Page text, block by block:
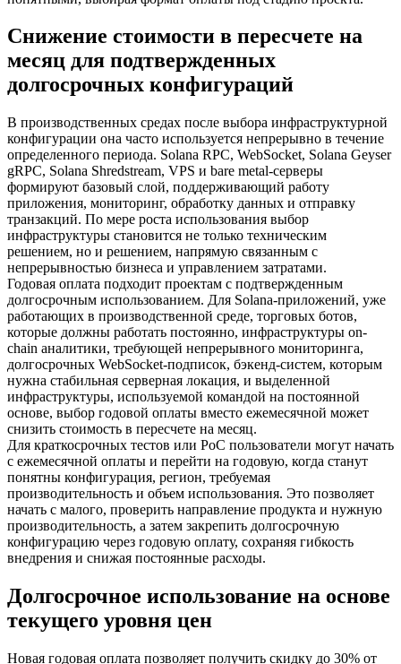
Снижение стоимости в пересчете на
месяц для подтвержденных
долгосрочных конфигураций
В производственных средах после выбора инфраструктурной
конфигурации она часто используется непрерывно в течение
определенного периода. Solana RPC, WebSocket, Solana Geyser
gRPC, Solana Shredstream, VPS и bare metal-серверы
формируют базовый слой, поддерживающий работу
приложения, мониторинг, обработку данных и отправку
транзакций. По мере роста использования выбор
инфраструктуры становится не только техническим
решением, но и решением, напрямую связанным с
непрерывностью бизнеса и управлением затратами.
Годовая оплата подходит проектам с подтвержденным
долгосрочным использованием. Для Solana-приложений, уже
работающих в производственной среде, торговых ботов,
которые должны работать постоянно, инфраструктуры on-
chain аналитики, требующей непрерывного мониторинга,
долгосрочных WebSocket-подписок, бэкенд-систем, которым
нужна стабильная серверная локация, и выделенной
инфраструктуры, используемой командой на постоянной
основе, выбор годовой оплаты вместо ежемесячной может
снизить стоимость в пересчете на месяц.
Для краткосрочных тестов или PoC пользователи могут начать
с ежемесячной оплаты и перейти на годовую, когда станут
понятны конфигурация, регион, требуемая
производительность и объем использования. Это позволяет
начать с малого, проверить направление продукта и нужную
производительность, а затем закрепить долгосрочную
конфигурацию через годовую оплату, сохраняя гибкость
внедрения и снижая постоянные расходы.
Долгосрочное использование на основе
текущего уровня цен
Новая годовая оплата позволяет получить скидку до 30% от